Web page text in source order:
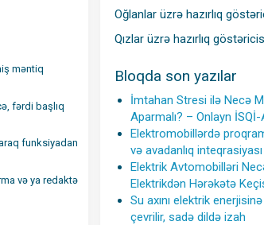
məntiq
fərdi başlıq
funksiyadan
və ya redaktə
Oğlanlar üzrə hazırlıq
Qızlar üzrə hazırlıq
Bloqda son yazılar
İmtahan Stresi ilə Necə
Aparmalı? – Onlayn
Elektromobillərdə
və avadanlıq
Elektrik Avtomobilləri
Elektrikdən Hərəkətə
Su axını elektrik
çevrilir, sadə dildə izah